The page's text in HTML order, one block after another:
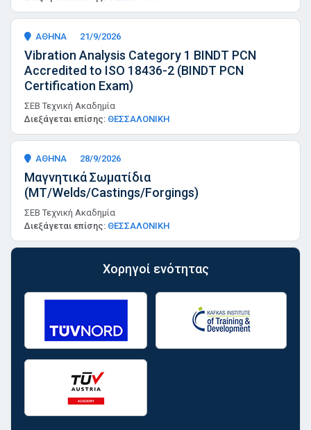
ΑΘΗΝΑ 21/9/2026
Vibration Analysis Category 1 BINDT PCN
Accredited to ISO 18436-2 (BINDT PCN
Certification Exam)
ΣΕΒ Τεχνική Ακαδημία
Διεξάγεται επίσης: ΘΕΣΣΑΛΟΝΙΚΗ
ΑΘΗΝΑ 28/9/2026
Μαγνητικά Σωματίδια
(ΜT/Welds/Castings/Forgings)
ΣΕΒ Τεχνική Ακαδημία
Διεξάγεται επίσης: ΘΕΣΣΑΛΟΝΙΚΗ
Χορηγοί ενότητας